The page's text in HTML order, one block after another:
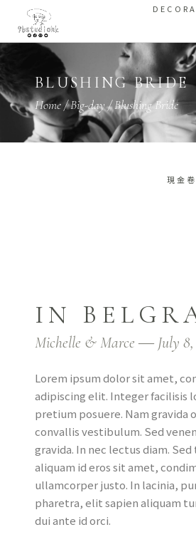
現金
BLUSHING BRIDE
Home/Big-day/Blushing Bride
IN
Michelle & Marce ― July 8,
Lorem ipsum dolor sit amet,
adipiscing elit. Integer facilisis
pretium posuere. Nam gravida
convallis vestibulum. Sed
gravida. In nec lectus diam.
aliquam id eros sit amet,
ullamcorper justo. In lacinia,
pharetra, elit sapien aliquam
dui ante id orci.